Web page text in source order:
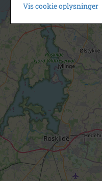
Vis cookie oplysninger